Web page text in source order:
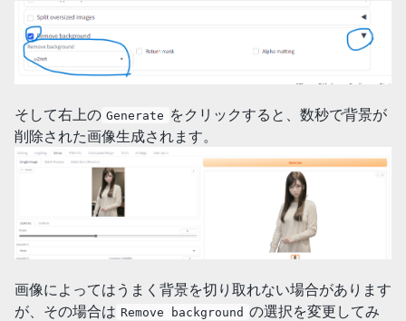
そして右上の Generate をクリックすると、数秒で背景が
削除された画像生成されます。
画像によってはうまく背景を切り取れない場合があります
が、その場合は Remove background の選択を変更してみ